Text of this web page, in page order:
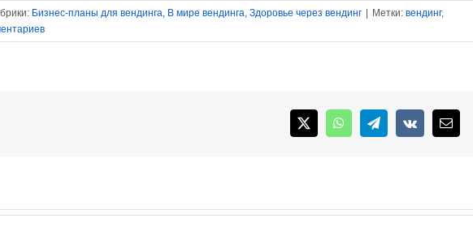
Бизнес-планы для вендинга В мире вендинга Здоровье через вендинг | Метки: вендинг,
X WhatsAppTelegram
Vk